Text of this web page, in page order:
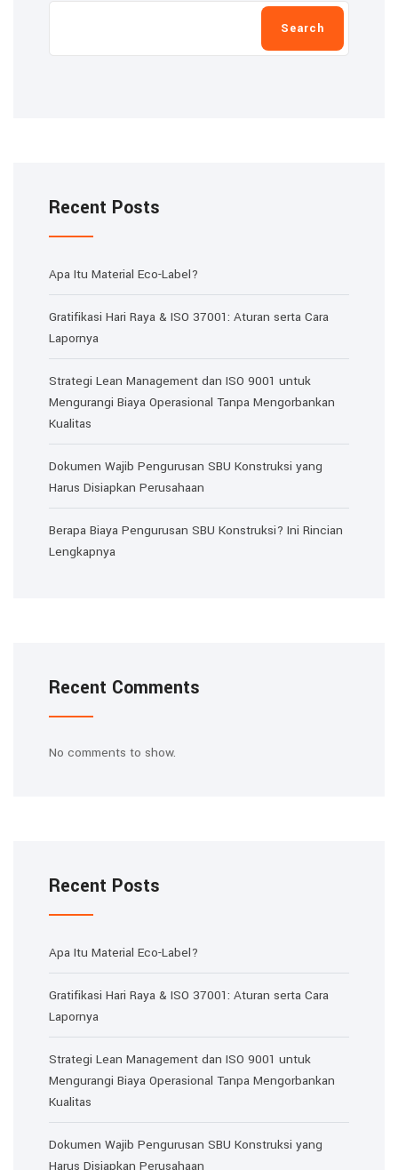
Search
Recent Posts
Apa Itu Material Eco-Label?
Gratifikasi Hari Raya & ISO 37001: Aturan serta Cara
Lapornya
Strategi Lean Management dan ISO 9001 untuk
Mengurangi Biaya Operasional Tanpa Mengorbankan
Kualitas
Dokumen Wajib Pengurusan SBU Konstruksi yang
Harus Disiapkan Perusahaan
Berapa Biaya Pengurusan SBU Konstruksi? Ini Rincian
Lengkapnya
Recent Comments
No comments to show.
Recent Posts
Apa Itu Material Eco-Label?
Gratifikasi Hari Raya & ISO 37001: Aturan serta Cara
Lapornya
Strategi Lean Management dan ISO 9001 untuk
Mengurangi Biaya Operasional Tanpa Mengorbankan
Kualitas
Dokumen Wajib Pengurusan SBU Konstruksi yang
Harus Disiapkan Perusahaan